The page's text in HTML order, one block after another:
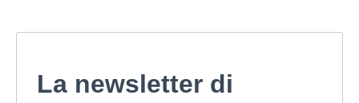
La newsletter di